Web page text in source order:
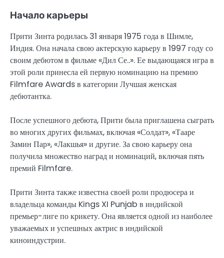
Начало карьеры
Прити Зинта родилась 31 января 1975 года в Шимле,
Индия. Она начала свою актерскую карьеру в 1997 году со
своим дебютом в фильме «Дил Се..». Ее выдающаяся игра в
этой роли принесла ей первую номинацию на премию
Filmfare Awards в категории Лучшая женская
дебютантка.
После успешного дебюта, Прити была приглашена сыграть
во многих других фильмах, включая «Солдат», «Тааре
Замин Пар», «Лакшья» и другие. За свою карьеру она
получила множество наград и номинаций, включая пять
премий Filmfare.
Прити Зинта также известна своей роли продюсера и
владельца команды Kings XI Punjab в индийской
премьер-лиге по крикету. Она является одной из наиболее
уважаемых и успешных актрис в индийской
киноиндустрии.